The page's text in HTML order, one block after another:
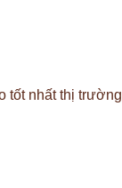
tốt nhất thị trường